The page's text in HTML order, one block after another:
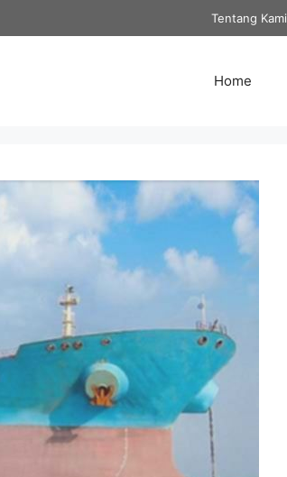
Tentang Kami
Home